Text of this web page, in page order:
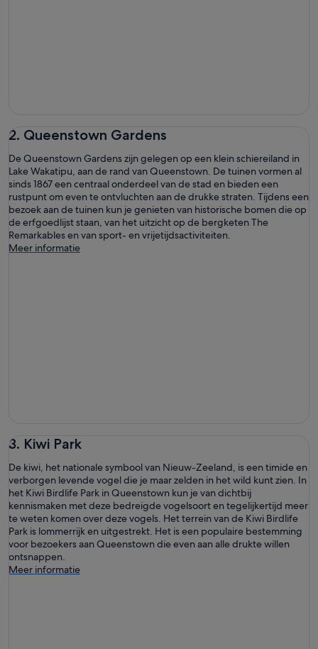
2. Queenstown Gardens
De Queenstown Gardens zijn gelegen op een klein schiereiland in
Lake Wakatipu, aan de rand van Queenstown. De tuinen vormen al
sinds 1867 een centraal onderdeel van de stad en bieden een
rustpunt om even te ontvluchten aan de drukke straten. Tijdens een
bezoek aan de tuinen kun je genieten van historische bomen die op
de erfgoedlijst staan, van het uitzicht op de bergketen The
Remarkables en van sport- en vrijetijdsactiviteiten.
Meer informatie
3. Kiwi Park
De kiwi, het nationale symbool van Nieuw-Zeeland, is een timide en
verborgen levende vogel die je maar zelden in het wild kunt zien. In
het Kiwi Birdlife Park in Queenstown kun je van dichtbij
kennismaken met deze bedreigde vogelsoort en tegelijkertijd meer
te weten komen over deze vogels. Het terrein van de Kiwi Birdlife
Park is lommerrijk en uitgestrekt. Het is een populaire bestemming
voor bezoekers aan Queenstown die even aan alle drukte willen
ontsnappen.
Meer informatie